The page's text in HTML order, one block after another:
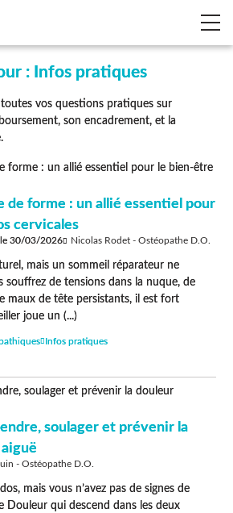
: Infos pratiques
vos questions pratiques sur
son encadrement, et la
de forme : un allié essentiel pour
cervicales
30/03/2026 Nicolas Rodet - Ostéopathe D.O.
mais un sommeil réparateur ne
souffrez de tensions dans la nuque, de
maux de tête persistants, il est fort
joue un (...)
Infos pratiques
soulager et prévenir la
- Ostéopathe D.O.
mais vous n’avez pas de signes de
Douleur qui descend dans les deux